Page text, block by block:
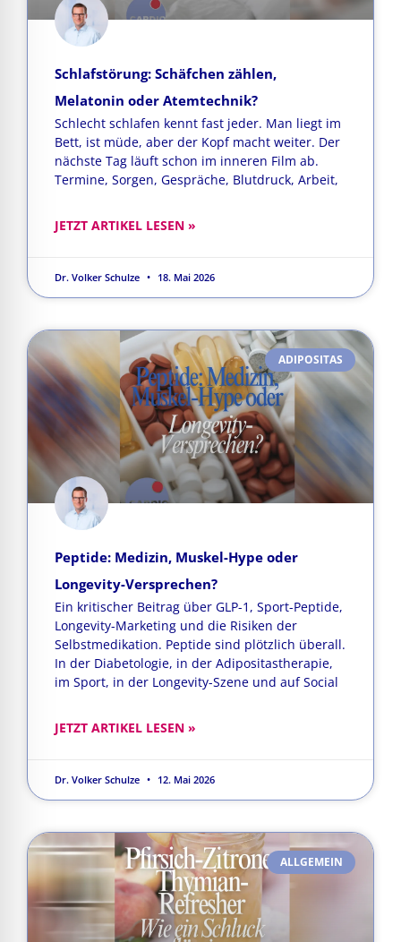
Schlafstörung: Schäfchen zählen,
Melatonin oder Atemtechnik?
Schlecht schlafen kennt fast jeder. Man liegt im
Bett, ist müde, aber der Kopf macht weiter. Der
nächste Tag läuft schon im inneren Film ab.
Termine, Sorgen, Gespräche, Blutdruck, Arbeit,
JETZT ARTIKEL LESEN »
Dr. Volker Schulze 18. Mai 2026
ADIPOSITAS
Peptide: Medizin, Muskel-Hype oder
Longevity-Versprechen?
Ein kritischer Beitrag über GLP-1, Sport-Peptide,
Longevity-Marketing und die Risiken der
Selbstmedikation. Peptide sind plötzlich überall.
In der Diabetologie, in der Adipositastherapie,
im Sport, in der Longevity-Szene und auf Social
JETZT ARTIKEL LESEN »
Dr. Volker Schulze 12. Mai 2026
ALLGEMEIN